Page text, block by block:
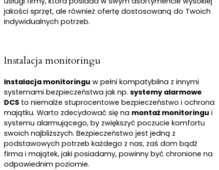
jakości sprzęt, ale również ofertę dostosowaną do Twoich
indywidualnych potrzeb.
Instalacja monitoringu
Instalacja monitoringu w pełni kompatybilna z innymi
systemami bezpieczeństwa jak np. systemy alarmowe
DCS to niemalże stuprocentowe bezpieczeństwo i ochrona
majątku. Warto zdecydować się na montaż monitoringu i
systemu alarmującego, by zwiększyć poczucie komfortu
swoich najbliższych. Bezpieczeństwo jest jedną z
podstawowych potrzeb każdego z nas, zaś dom bądź
firma i majątek, jaki posiadamy, powinny być chronione na
odpowiednim poziomie.